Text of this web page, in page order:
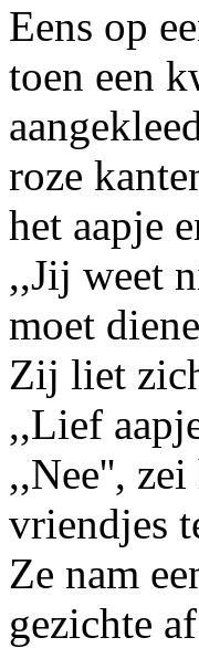
Eens op
toen een
roze
het aapje
,,Jij weet
moet
Zij liet
,,Lief
,,Nee'',
vriendjes
Ze nam
gezichte